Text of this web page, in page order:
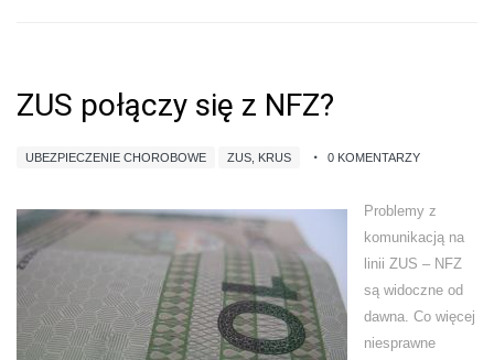
ZUS połączy się z NFZ?
UBEZPIECZENIE CHOROBOWE ZUS, KRUS 0 KOMENTARZY
Problemy z
komunikacją na
linii ZUS – NFZ
są widoczne od
dawna. Co więcej
niesprawne